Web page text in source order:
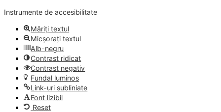
Instrumente de accesibilitate
Măriți textul
Micșorați textul
Alb-negru
Contrast ridicat
Contrast negativ
Fundal luminos
Link-uri subliniate
Font lizibil
Reset